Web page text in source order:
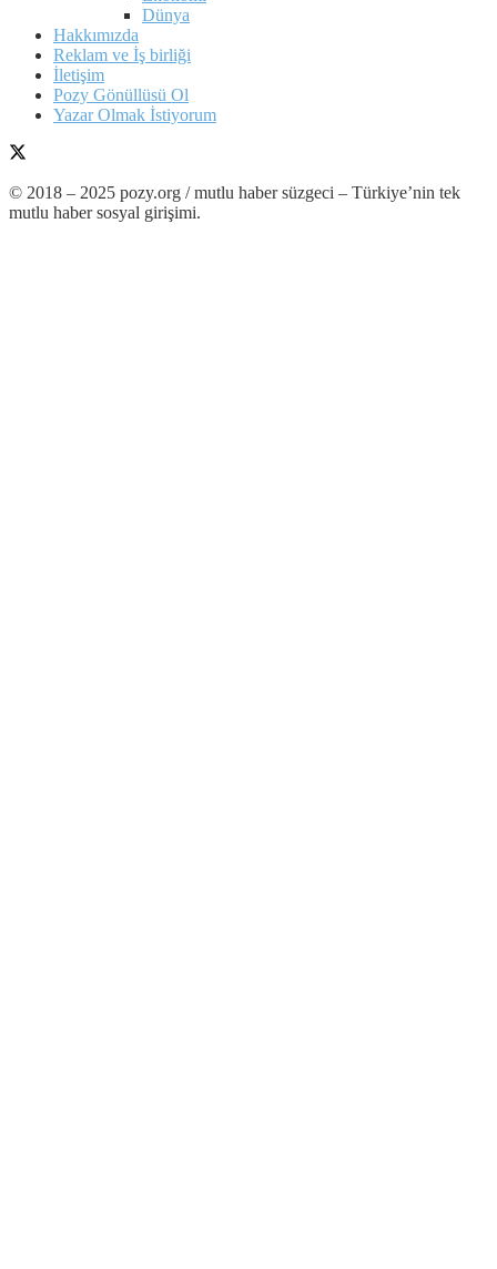
Dünya
Hakkımızda
Reklam ve İş birliği
İletişim
Pozy Gönüllüsü Ol
Yazar Olmak İstiyorum
© 2018 – 2025 pozy.org / mutlu haber süzgeci – Türkiye’nin tek
mutlu haber sosyal girişimi.